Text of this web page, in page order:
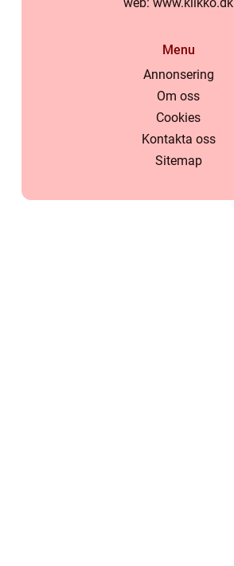
Menu
Annonsering
Om oss
Cookies
Kontakta oss
Sitemap